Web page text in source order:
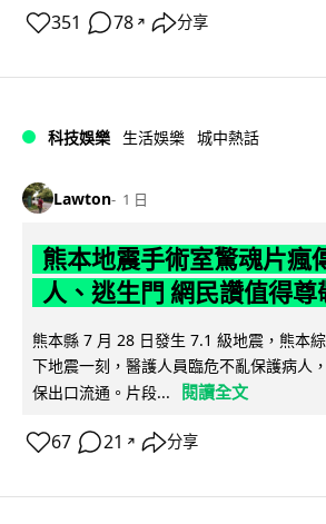
351 78 ↗ 分享
科技娛樂 生活娛樂 城中熱話
Lawton 1 日
熊本地震手術室驚魂片瘋
人、逃生門 網民讚值得尊
熊本縣 7 月 28 日發生 7.1 級地震，熊本
下地震一刻，醫護人員臨危不亂保護病人
保出口流通。片段...
閱讀全文
67 21 ↗ 分享